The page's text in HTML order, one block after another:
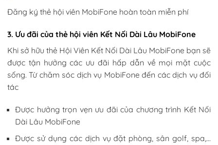
Đăng ký thẻ hội viên MobiFone hoàn toàn miễn phí
3. Ưu đãi của thẻ hội viên Kết Nối Dài Lâu MobiFone
Khi sở hữu thẻ Hội Viên Kết Nối Dài Lâu MobiFone bạn sẽ
được tận hưởng các ưu đãi hấp dẫn về mọi mặt cuộc
sống. Từ chăm sóc dịch vụ MobiFone đến các dịch vụ đối
tác
Được hưởng trọn vẹn ưu đãi của chương trình Kết Nối
Dài Lâu MobiFone
Được sử dụng các dịch vụ đặt phòng, sân golf, spa,…